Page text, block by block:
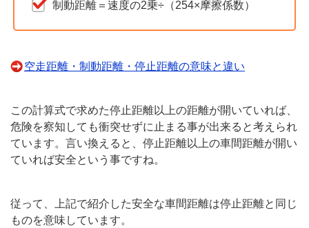
制動距離＝速度の2乗÷（254×摩擦係数）
空走距離・制動距離・停止距離の意味と違い
この計算式で求めた停止距離以上の距離が開いていれば、
危険を察知しても衝突せずに止まる事が出来ると考えられ
ています。言い換えると、停止距離以上の車間距離が開い
ていれば安全という事ですね。
従って、上記で紹介した安全な車間距離は停止距離と同じ
ものを意味しています。